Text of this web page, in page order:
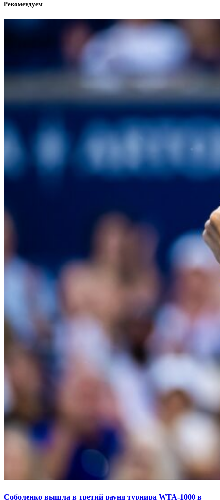
Рекомендуем
Соболенко вышла в третий раунд турнира WTA-1000 в